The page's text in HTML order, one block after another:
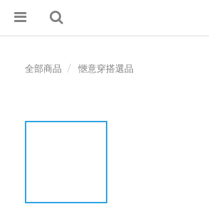
全部商品 愜意穿搭選品